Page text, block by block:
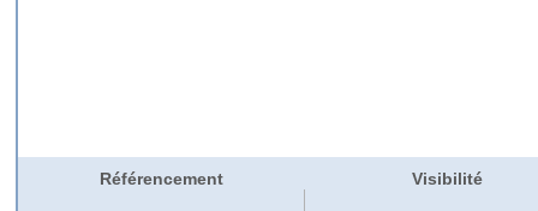
Référencement Visibilité